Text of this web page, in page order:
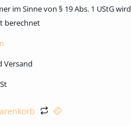
im Sinne von § 19 Abs. 1 UStG wird
berechnet
Versand
St